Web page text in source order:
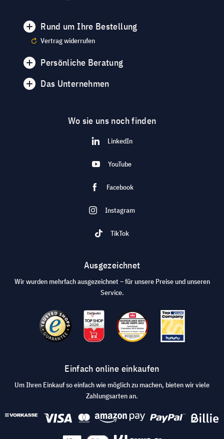
Rund um Ihre Bestellung
Vertrag widerrufen
Persönliche Beratung
Das Unternehmen
Wo sie uns noch finden
LinkedIn
YouTube
Facebook
Instagram
TikTok
Ausgezeichnet
Wir wurden mehrfach ausgezeichnet – für unsere Preise und unseren
Service.
Einfach online einkaufen
Um Ihren Einkauf so einfach wie möglich zu machen, bieten wir viele
Zahlungsarten an.